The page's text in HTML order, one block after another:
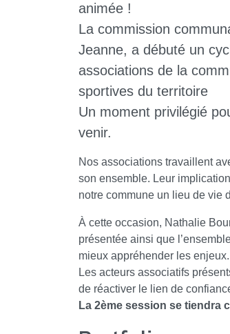
animée !
La commission
Jeanne, a débuté un
associations de la
sportives du territoire
Un moment privilégié
venir.
Nos associations travaillent
son ensemble. Leur
notre commune un lieu de vie
À cette occasion, Nathalie
présentée ainsi que
mieux appréhender les enjeux.
Les acteurs associatifs
de réactiver le lien de
La 2ème session se tiendra